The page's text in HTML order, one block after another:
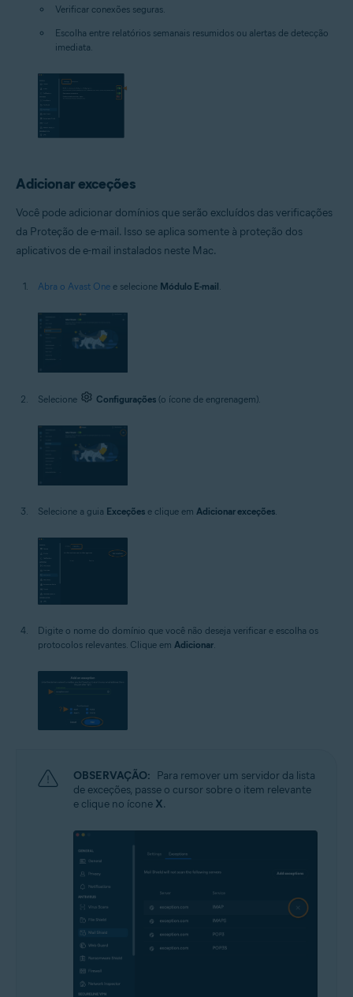
Verificar conexões seguras.
Escolha entre relatórios semanais resumidos ou alertas de detecção
imediata.
Adicionar exceções
Você pode adicionar domínios que serão excluídos das verificações
da Proteção de e-mail. Isso se aplica somente à proteção dos
aplicativos de e-mail instalados neste Mac.
Abra o Avast One e selecione Módulo E-mail
Selecione Configurações (o ícone de engrenagem).
Selecione a guia Exceções e clique em Adicionar exceções
Digite o nome do domínio que você não deseja verificar e escolha os
protocolos relevantes. Clique em Adicionar
OBSERVAÇÃO: Para remover um servidor da lista
de exceções, passe o cursor sobre o item relevante
e clique no ícone X.